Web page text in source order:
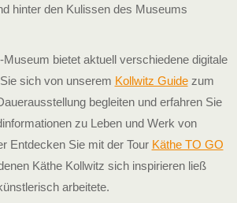
hinter den Kulissen des Museums
bietet aktuell verschiedene digitale
sich von unserem Kollwitz Guidezum
begleiten und erfahren Sie
zu Leben und Werk von
Entdecken Sie mit der Tour Käthe TO GO
Käthe Kollwitz sich inspi­rieren ließ
arbeitete.